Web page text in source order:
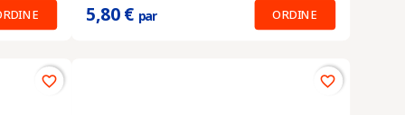
5,80 € par ORDINE
favorite_border favorite_border